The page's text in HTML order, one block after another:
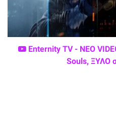
Enternity TV - ΝΕΟ
Souls, ΞΥΛΟ